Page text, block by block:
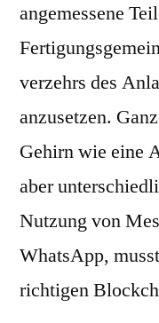
angemessene
verzehrs des
anzusetzen.
Gehirn wie eine
aber
Nutzung von
WhatsApp,
richtigen